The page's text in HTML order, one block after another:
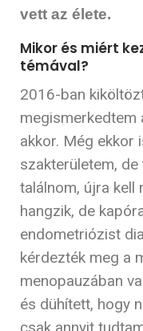
vett az élete.
Mikor és miért
témával?
2016-ban
megismerkedtem
akkor. Még ekkor
szakterületem,
találnom, újra kell
hangzik, de
endometriózist
kérdezték meg a
menopauzában
és dühített, hogy